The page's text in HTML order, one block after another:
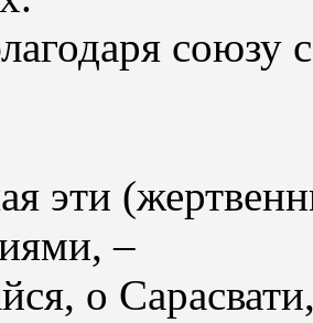
союзу
эти
–
о